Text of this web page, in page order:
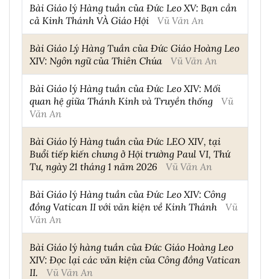
Bài Giáo lý Hàng tuần của Đức Leo XV: Bạn cần
cả Kinh Thánh VÀ Giáo Hội
Vũ Văn An
Bài Giáo Lý Hàng Tuần của Đức Giáo Hoàng Leo
XIV: Ngôn ngữ của Thiên Chúa
Vũ Văn An
Bài Giáo lý Hàng tuần của Đức Leo XIV: Mối
quan hệ giữa Thánh Kinh và Truyền thống
Vũ
Văn An
Bài Giáo lý Hàng tuần của Đức LEO XIV, tại
Buổi tiếp kiến chung ở Hội trường Paul VI, Thứ
Tư, ngày 21 tháng 1 năm 2026
Vũ Văn An
Bài Giáo lý Hàng tuần của Đức Leo XIV: Công
đồng Vatican II với văn kiện về Kinh Thánh
Vũ
Văn An
Bài Giáo lý hàng tuần của Đức Giáo Hoàng Leo
XIV: Đọc lại các văn kiện của Công đồng Vatican
II.
Vũ Văn An